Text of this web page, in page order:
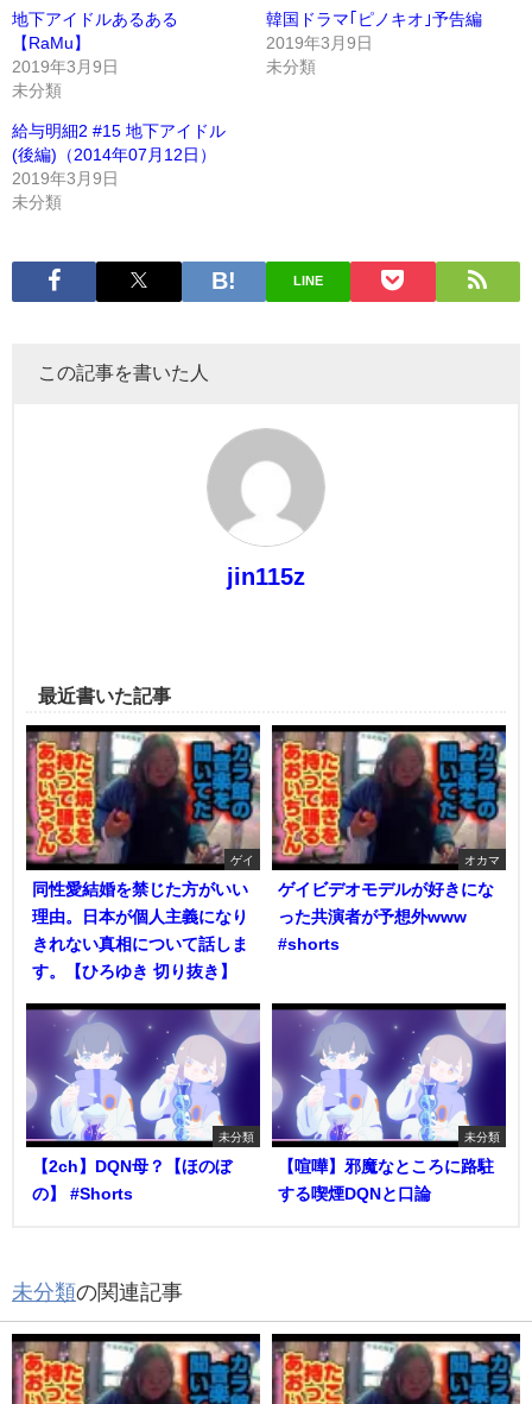
地下アイドルあるある
【RaMu】
2019年3月9日
未分類
韓国ドラマ｢ピノキオ｣予告編
2019年3月9日
未分類
給与明細2 #15 地下アイドル
(後編)（2014年07月12日）
2019年3月9日
未分類
LINE
この記事を書いた人
jin115z
最近書いた記事
ゲイ
同性愛結婚を禁じた方がいい
理由。日本が個人主義になり
きれない真相について話しま
す。【ひろゆき 切り抜き】
オカマ
ゲイビデオモデルが好きにな
った共演者が予想外www
#shorts
未分類
【2ch】DQN母？【ほのぼ
の】 #Shorts
未分類
【喧嘩】邪魔なところに路駐
する喫煙DQNと口論
未分類の関連記事